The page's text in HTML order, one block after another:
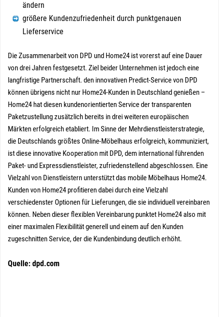
ändern
größere Kundenzufriedenheit durch punktgenauen
Lieferservice
Die Zusammenarbeit von DPD und Home24 ist vorerst auf eine Dauer
von drei Jahren festgesetzt. Ziel beider Unternehmen ist jedoch eine
langfristige Partnerschaft. den innovativen Predict-Service von DPD
können übrigens nicht nur Home24-Kunden in Deutschland genießen –
Home24 hat diesen kundenorientierten Service der transparenten
Paketzustellung zusätzlich bereits in drei weiteren europäischen
Märkten erfolgreich etabliert. Im Sinne der Mehrdienstleisterstrategie,
die Deutschlands größtes Online-Möbelhaus erfolgreich, kommuniziert,
ist diese innovative Kooperation mit DPD, dem international führenden
Paket- und Expressdienstleister, zufriedenstellend abgeschlossen. Eine
Vielzahl von Dienstleistern unterstützt das mobile Möbelhaus Home24.
Kunden von Home24 profitieren dabei durch eine Vielzahl
verschiedenster Optionen für Lieferungen, die sie individuell vereinbaren
können. Neben dieser flexiblen Vereinbarung punktet Home24 also mit
einer maximalen Flexibilität generell und einem auf den Kunden
zugeschnitten Service, der die Kundenbindung deutlich erhöht.
Quelle: dpd.com